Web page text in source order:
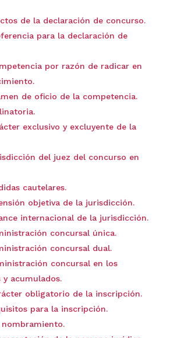
de la declaración de concurso.
para la declaración de
por razón de radicar en
de oficio de la competencia.
exclusivo y excluyente de la
del juez del concurso en
cautelares.
objetiva de la jurisdicción.
internacional de la jurisdicción.
concursal única.
concursal dual.
concursal en los
y acumulados.
obligatorio de la inscripción.
para la inscripción.